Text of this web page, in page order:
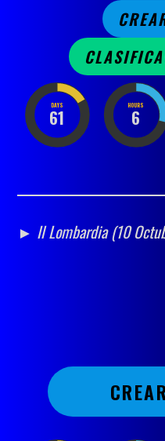
DAYS
61
HOURS
6
► Il Lombardia (10